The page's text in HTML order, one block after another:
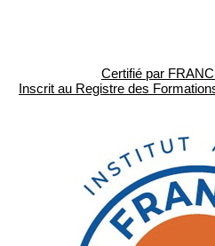
Certifié par
Inscrit au Registre des